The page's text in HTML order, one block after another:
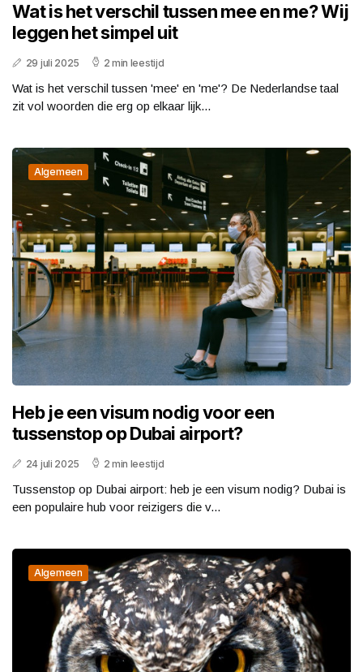
Wat is het verschil tussen mee en me? Wij
leggen het simpel uit
29 juli 2025 2 min leestijd
Wat is het verschil tussen 'mee' en 'me'? De Nederlandse taal
zit vol woorden die erg op elkaar lijk...
Algemeen
Heb je een visum nodig voor een
tussenstop op Dubai airport?
24 juli 2025 2 min leestijd
Tussenstop op Dubai airport: heb je een visum nodig? Dubai is
een populaire hub voor reizigers die v...
Algemeen